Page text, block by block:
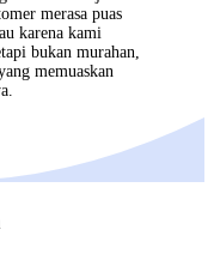
merasa puas
karena kami
bukan murahan,
memuaskan